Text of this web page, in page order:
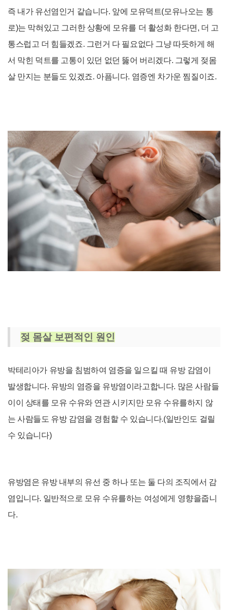
즉 내가 유선염인거 같습니다. 앞에 모유덕트(모유나오는 통
로)는 막혀있고 그러한 상황에 모유를 더 활성화 한다면, 더 고
통스럽고 더 힘들겠죠. 그런거 다 필요없다 그냥 따듯하게 해
서 막힌 덕트를 고통이 있던 없던 뚫어 버리겠다. 그렇게 젖몸
살 만지는 분들도 있겠죠. 아픔니다. 염증엔 차가운 찜질이죠.
젖 몸살 보편적인 원인
박테리아가 유방을 침범하여 염증을 일으킬 때 유방 감염이
발생합니다. 유방의 염증을 유방염이라고합니다. 많은 사람들
이이 상태를 모유 수유와 연관 시키지만 모유 수유를하지 않
는 사람들도 유방 감염을 경험할 수 있습니다.(일반인도 걸릴
수 있습니다)
유방염은 유방 내부의 유선 중 하나 또는 둘 다의 조직에서 감
염입니다. 일반적으로 모유 수유를하는 여성에게 영향을줍니
다.